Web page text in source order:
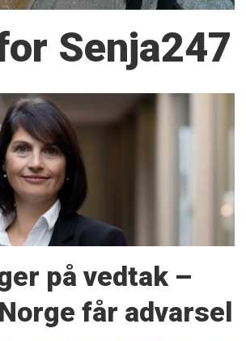
Senja247
på vedtak –
får advarsel